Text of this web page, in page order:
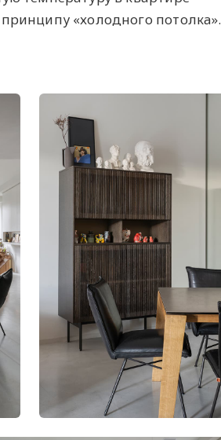
«холодного потолка».